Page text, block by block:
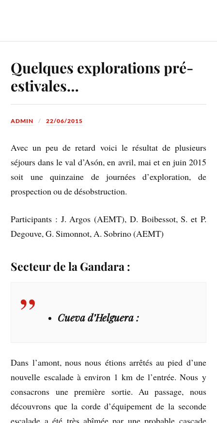
Quelques explorations pré-
estivales…
ADMIN 22/06/2015
Avec un peu de retard voici le résultat de plusieurs
séjours dans le val d’Asón, en avril, mai et en juin 2015
soit une quinzaine de journées d’exploration, de
prospection ou de désobstruction.
Participants : J. Argos (AEMT), D. Boibessot, S. et P.
Degouve, G. Simonnot, A. Sobrino (AEMT)
Secteur de la Gandara :
Cueva d’Helguera :
Dans l’amont, nous nous étions arrêtés au pied d’une
nouvelle escalade à environ 1 km de l’entrée. Nous y
consacrons une première sortie. Au passage, nous
découvrons que la corde d’équipement de la seconde